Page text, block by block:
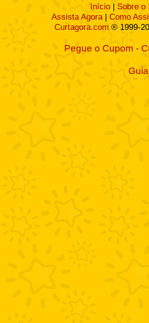
Início | Sobre o
Assista Agora| Como
Curtagora.com ® 1999-
Pegue o Cupom -